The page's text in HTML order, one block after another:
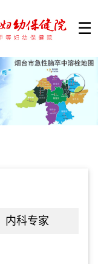
☰
内科专家